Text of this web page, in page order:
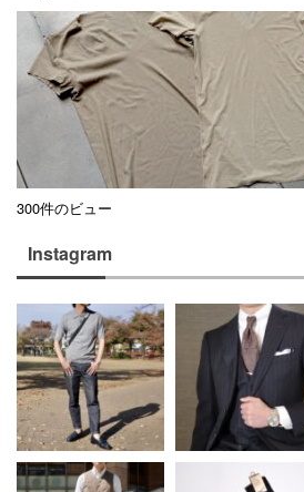
300件のビュー
Instagram